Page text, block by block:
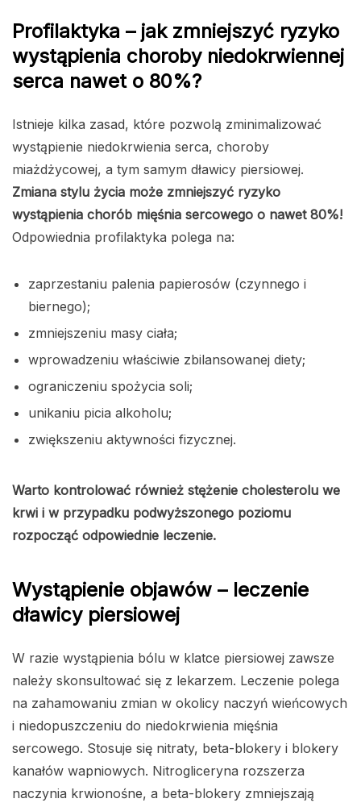
Profilaktyka – jak zmniejszyć ryzyko
wystąpienia choroby niedokrwiennej
serca nawet o 80%?
Istnieje kilka zasad, które pozwolą zminimalizować
wystąpienie niedokrwienia serca, choroby
miażdżycowej, a tym samym dławicy piersiowej.
Zmiana stylu życia może zmniejszyć ryzyko
wystąpienia chorób mięśnia sercowego o nawet 80%!
Odpowiednia profilaktyka polega na:
zaprzestaniu palenia papierosów (czynnego i
biernego);
zmniejszeniu masy ciała;
wprowadzeniu właściwie zbilansowanej diety;
ograniczeniu spożycia soli;
unikaniu picia alkoholu;
zwiększeniu aktywności fizycznej.
Warto kontrolować również stężenie cholesterolu we
krwi i w przypadku podwyższonego poziomu
rozpocząć odpowiednie leczenie.
Wystąpienie objawów – leczenie
dławicy piersiowej
W razie wystąpienia bólu w klatce piersiowej zawsze
należy skonsultować się z lekarzem. Leczenie polega
na zahamowaniu zmian w okolicy naczyń wieńcowych
i niedopuszczeniu do niedokrwienia mięśnia
sercowego. Stosuje się nitraty, beta-blokery i blokery
kanałów wapniowych. Nitrogliceryna rozszerza
naczynia krwionośne, a beta-blokery zmniejszają